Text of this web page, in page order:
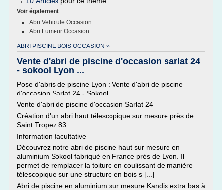
Voir également :
Abri Vehicule Occasion
Abri Fumeur Occasion
ABRI PISCINE BOIS OCCASION »
Vente d'abri de piscine d'occasion sarlat 24
- sokool Lyon ...
Pose d'abris de piscine Lyon : Vente d'abri de piscine
d'occasion Sarlat 24 - Sokool
Vente d'abri de piscine d'occasion Sarlat 24
Création d'un abri haut télescopique sur mesure près de
Saint Tropez 83
Information facultative
Découvrez notre abri de piscine haut sur mesure en
aluminium Sokool fabriqué en France près de Lyon. Il
permet de remplacer la toiture en coulissant de manière
télescopique sur une structure en bois s [...]
Abri de piscine en aluminium sur mesure Kandis extra bas à